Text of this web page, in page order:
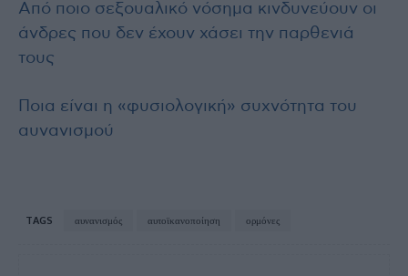
Από ποιο σεξουαλικό νόσημα κινδυνεύουν οι
άνδρες που δεν έχουν χάσει την παρθενιά
τους
Ποια είναι η «φυσιολογική» συχνότητα του
αυνανισμού
TAGS αυνανισμός αυτοϊκανοποίηση ορμόνες